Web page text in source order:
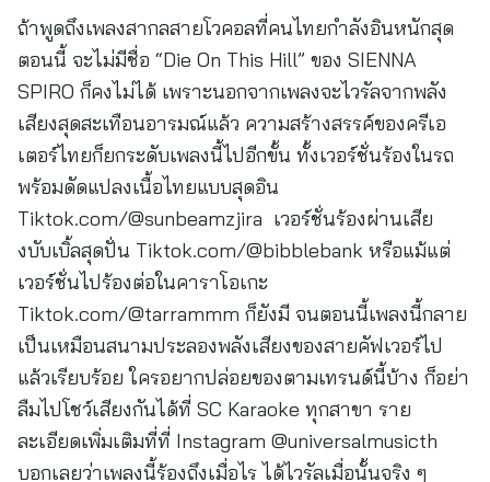
พร้อมดัดแปลงเนื้อไทยแบบสุดอิน
Tiktok.com/@sunbeamzjira เวอร์ชั่นร้องผ่านเสีย
งบับเบิ้ลสุดปั่น Tiktok.com/@bibblebank หรือแม้แต่
เวอร์ชั่นไปร้องต่อในคาราโอเกะ
Tiktok.com/@tarrammm ก็ยังมี จนตอนนี้เพลงนี้กลาย
เป็นเหมือนสนามประลองพลังเสียงของสายคัฟเวอร์ไป
แล้วเรียบร้อย ใครอยากปล่อยของตามเทรนด์นี้บ้าง ก็อย่า
ลืมไปโชว์เสียงกันได้ที่ SC Karaoke ทุกสาขา ราย
ละเอียดเพิ่มเติมที่ที่ Instagram @universalmusicth
บอกเลยว่าเพลงนี้ร้องถึงเมื่อไร ได้ไวรัลเมื่อนั้นจริง ๆ
หากยังไม่เจอเพลงสุดไวรัลที่ถูกใจ ไปฟังกันยาว ๆ อีก
เพียบได้ที่เพลย์ลิสต์ Viral Now Thailand รับรองว่าต้อง
เจอเพลงที่คุณได้ยินบ่อย ๆ ในช่วงนี้แน่นอน
ฟังเพลย์ลิสต์ Viral Now Thailand ที่นี่